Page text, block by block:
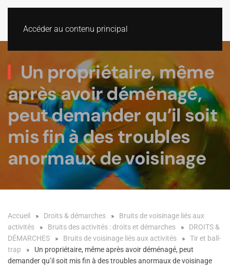
Accéder au contenu principal
Un propriétaire, même
après avoir déménagé,
peut demander qu’il soit
mis fin à des troubles
anormaux de voisinage
Accueil Droits & démarches
Bruits de voisinage liés aux
activités
Bruits des activités : droits et démarches
DROITS &
DÉMARCHES
Bruits de voisinage liés aux activités
Tir et ball-
trap
Un propriétaire, même après avoir déménagé, peut
demander qu’il soit mis fin à des troubles anormaux de voisinage